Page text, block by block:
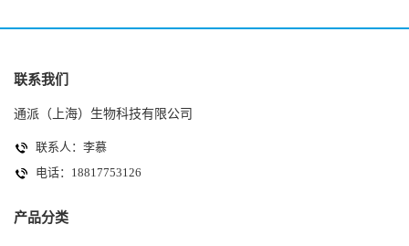
联系我们
通派（上海）生物科技有限公司
联系人：李慕
电话：18817753126
产品分类